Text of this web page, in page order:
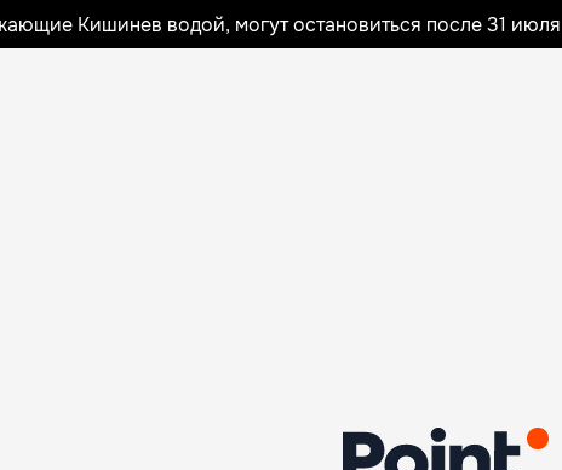
Кишинев водой, могут остановиться после 31 июля